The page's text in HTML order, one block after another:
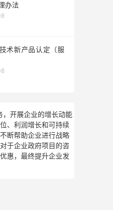
办法
术新产品认定（服
，开展企业的增长动能
、利润增长和可持续
断帮助企业进行战略
于企业政府项目的咨
惠，最终提升企业发